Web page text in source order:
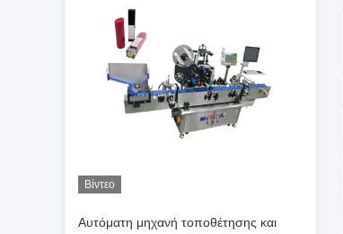
Βίντεο
Αυτόματη μηχανή τοποθέτησης και